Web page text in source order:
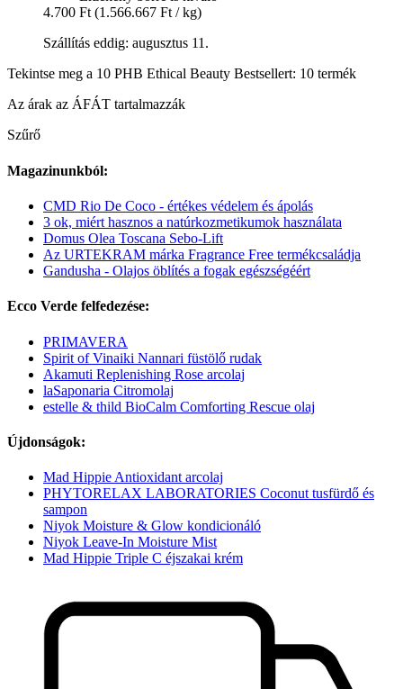
4.700 Ft (1.566.667 Ft / kg)
Szállítás eddig: augusztus 11.
Tekintse meg a 10 PHB Ethical Beauty Bestsellert: 10 termék
Az árak az ÁFÁT tartalmazzák
Szűrő
Magazinunkból:
CMD Rio De Coco - értékes védelem és ápolás
3 ok, miért hasznos a natúrkozmetikumok használata
Domus Olea Toscana Sebo-Lift
Az URTEKRAM márka Fragrance Free termékcsaládja
Gandusha - Olajos öblítés a fogak egészségéért
Ecco Verde felfedezése:
PRIMAVERA
Spirit of Vinaiki Nannari füstölő rudak
Akamuti Replenishing Rose arcolaj
laSaponaria Citromolaj
estelle & thild BioCalm Comforting Rescue olaj
Újdonságok:
Mad Hippie Antioxidant arcolaj
PHYTORELAX LABORATORIES Coconut tusfürdő és
sampon
Niyok Moisture & Glow kondicionáló
Niyok Leave-In Moisture Mist
Mad Hippie Triple C éjszakai krém